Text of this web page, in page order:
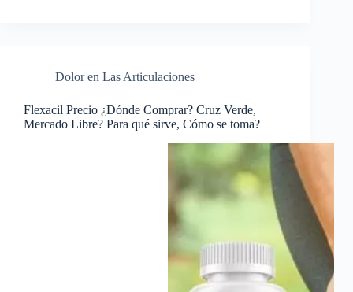
Dolor en Las Articulaciones
Flexacil Precio ¿Dónde Comprar? Cruz Verde,
Mercado Libre? Para qué sirve, Cómo se toma?